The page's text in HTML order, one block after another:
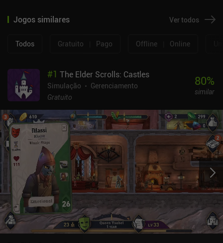
Jogos similares Ver todos
Todos Gratuito Pago Offline Online
#1 The Elder Scrolls: Castles
Simulação
Gerenciamento
Gratuito
80%
similar